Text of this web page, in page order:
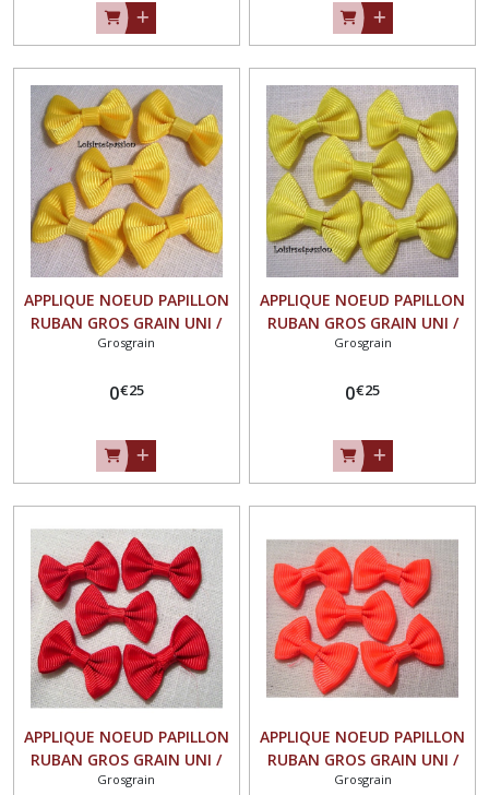
APPLIQUE NOEUD PAPILLON
RUBAN GROS GRAIN UNI /
JAUNE SOLEIL ** 35 X 23 mm
Grosgrain
0€25
APPLIQUE NOEUD PAPILLON
RUBAN GROS GRAIN UNI /
JAUNE ** 35 X 23 mm **
Grosgrain
0€25
APPLIQUE NOEUD PAPILLON
RUBAN GROS GRAIN UNI /
ROUGE ** 35 X 23 mm **
Grosgrain
APPLIQUE NOEUD PAPILLON
RUBAN GROS GRAIN UNI /
ORANGE FLUO ** 35 X 23
Grosgrain